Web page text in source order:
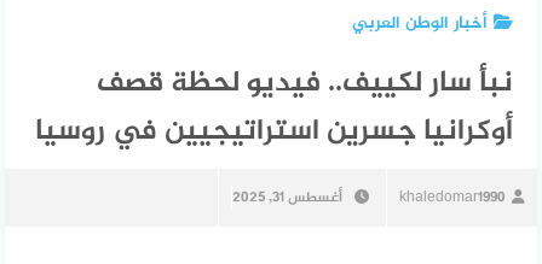
أخبار الوطن العربي
نبأ سار لكييف.. فيديو لحظة قصف
أوكرانيا جسرين استراتيجيين في روسيا
khaledomar1990 أغسطس 31, 2025